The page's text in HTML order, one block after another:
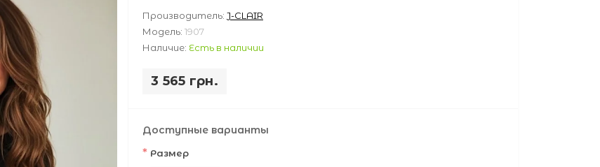
Производитель: J-CLAIR
Модель: 1907
Наличие: Есть в наличии
3 565 грн.
Доступные варианты
* Размер